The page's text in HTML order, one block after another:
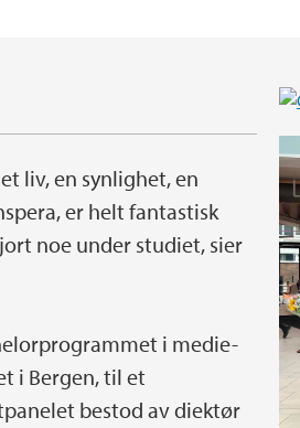
liv, en synlighet, en
er helt fantastisk
noe under studiet, sier
i medie-
i Bergen, til et
bestod av diektør